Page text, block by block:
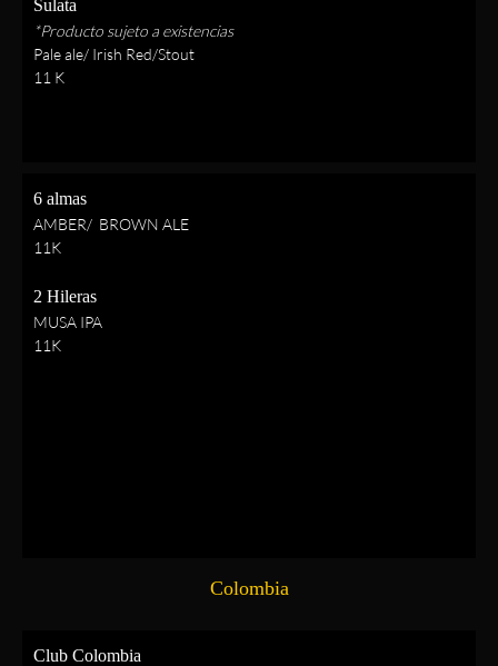
Sulata
*Producto sujeto a existencias
Pale ale/ Irish Red/Stout
11 K
6 almas
AMBER/ BROWN ALE
11K
2 Hileras
MUSA IPA
11K
Colombia
Club Colombia